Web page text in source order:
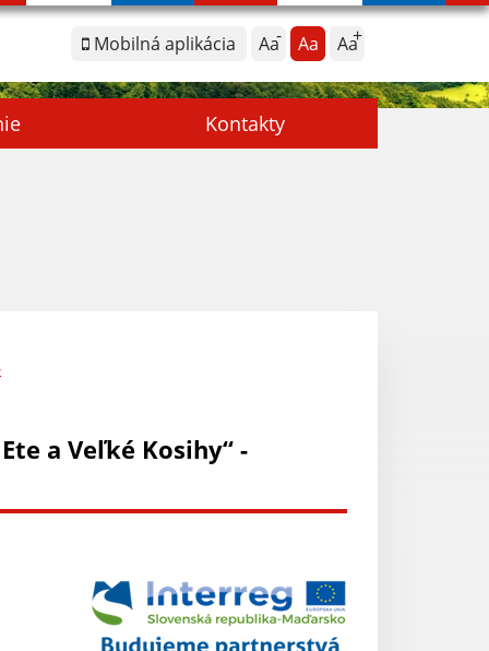
Mobilná aplikácia Aa Aa Aa
Kontakty
a Veľké Kosihy“ -